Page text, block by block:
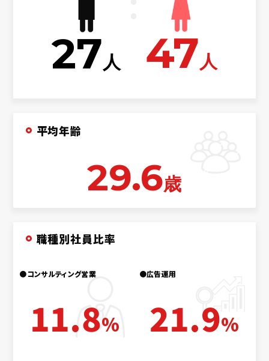
27人 47人
平均年齢
29.6歳
職種別社員比率
●コンサルティング営業
11.8%
●広告運用
21.9%